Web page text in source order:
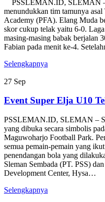
PSSLEMAN.ID, SLEMAN –
menundukkan tim tamunya
Academy (PFA). Elang Muda
skor cukup telak yaitu 6-0.
masing-masing babak berjalan
Fabian pada menit ke-4.
Selengkapnya
27 Sep
Event Super Elja U10
PSSLEMAN.ID, SLEMAN –
yang dibuka secara simbolis
Maguwoharjo Football Park.
semua pemain-pemain yang
penendangan bola yang
Sleman Sembada (PT. PSS)
Development Center, Hysa…
Selengkapnya